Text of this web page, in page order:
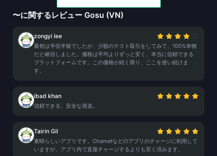
〜に関するレビュー Gosu (VN)
zongyi lee
最初は半信半疑でしたが、少額のテスト取引をしてみて、100%本物
だと確信しました。価格は平均よりずっと安く、本当に信頼できる
プラットフォームです。この価格が続く限り、ここを使い続けま
す。
ibad khan
信頼できる、安全な発送。
Tairin Gil
素晴らしいアプリです。Chametなどのアプリのチャージに利用して
いますが、アプリ内で直接チャージするよりも安く済みます。